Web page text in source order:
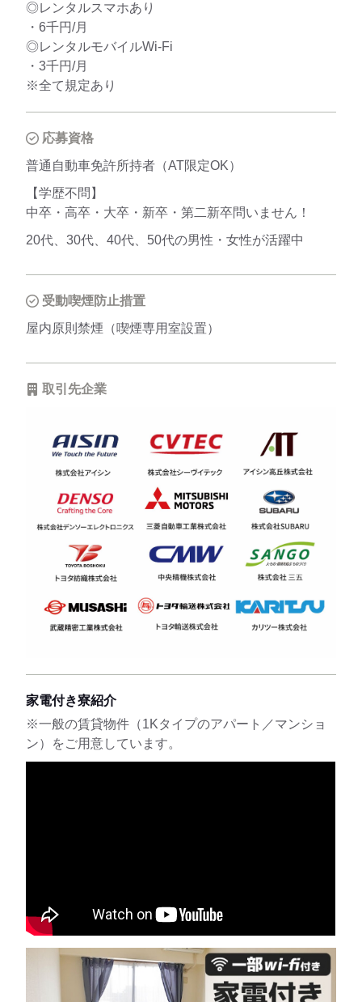
◎レンタルスマホあり
・6千円/月
◎レンタルモバイルWi-Fi
・3千円/月
※全て規定あり
応募資格
普通自動車免許所持者（AT限定OK）
【学歴不問】
中卒・高卒・大卒・新卒・第二新卒問いません！
20代、30代、40代、50代の男性・女性が活躍中
受動喫煙防止措置
屋内原則禁煙（喫煙専用室設置）
取引先企業
家電付き寮紹介
※一般の賃貸物件（1Kタイプのアパート／マンショ
ン）をご用意しています。